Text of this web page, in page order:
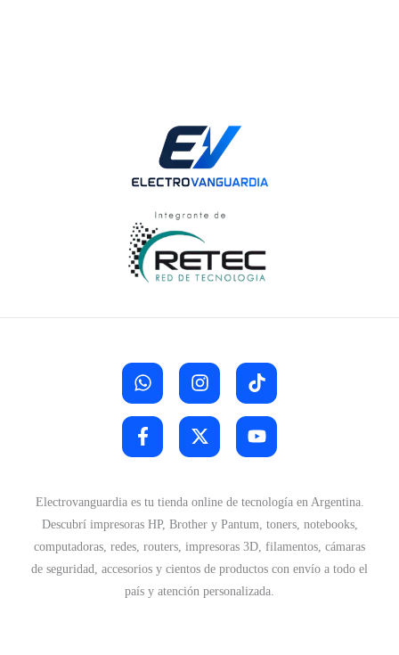
Electrovanguardia es tu tienda online de tecnología en Argentina.
Descubrí impresoras HP, Brother y Pantum, toners, notebooks,
computadoras, redes, routers, impresoras 3D, filamentos, cámaras
de seguridad, accesorios y cientos de productos con envío a todo el
país y atención personalizada.